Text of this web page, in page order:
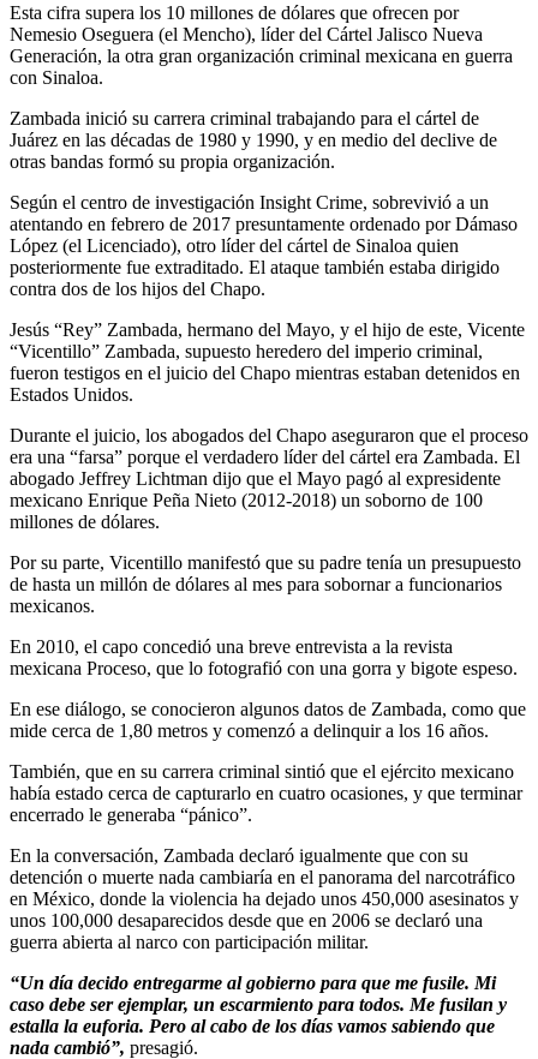
Esta cifra supera los 10 millones de dólares que ofrecen por
Nemesio Oseguera (el Mencho), líder del Cártel Jalisco Nueva
Generación, la otra gran organización criminal mexicana en guerra
con Sinaloa.
Zambada inició su carrera criminal trabajando para el cártel de
Juárez en las décadas de 1980 y 1990, y en medio del declive de
otras bandas formó su propia organización.
Según el centro de investigación Insight Crime, sobrevivió a un
atentando en febrero de 2017 presuntamente ordenado por Dámaso
López (el Licenciado), otro líder del cártel de Sinaloa quien
posteriormente fue extraditado. El ataque también estaba dirigido
contra dos de los hijos del Chapo.
Jesús “Rey” Zambada, hermano del Mayo, y el hijo de este, Vicente
“Vicentillo” Zambada, supuesto heredero del imperio criminal,
fueron testigos en el juicio del Chapo mientras estaban detenidos en
Estados Unidos.
Durante el juicio, los abogados del Chapo aseguraron que el proceso
era una “farsa” porque el verdadero líder del cártel era Zambada. El
abogado Jeffrey Lichtman dijo que el Mayo pagó al expresidente
mexicano Enrique Peña Nieto (2012-2018) un soborno de 100
millones de dólares.
Por su parte, Vicentillo manifestó que su padre tenía un presupuesto
de hasta un millón de dólares al mes para sobornar a funcionarios
mexicanos.
En 2010, el capo concedió una breve entrevista a la revista
mexicana Proceso, que lo fotografió con una gorra y bigote espeso.
En ese diálogo, se conocieron algunos datos de Zambada, como que
mide cerca de 1,80 metros y comenzó a delinquir a los 16 años.
También, que en su carrera criminal sintió que el ejército mexicano
había estado cerca de capturarlo en cuatro ocasiones, y que terminar
encerrado le generaba “pánico”.
En la conversación, Zambada declaró igualmente que con su
detención o muerte nada cambiaría en el panorama del narcotráfico
en México, donde la violencia ha dejado unos 450,000 asesinatos y
unos 100,000 desaparecidos desde que en 2006 se declaró una
guerra abierta al narco con participación militar.
“Un día decido entregarme al gobierno para que me fusile. Mi
caso debe ser ejemplar, un escarmiento para todos. Me fusilan y
estalla la euforia. Pero al cabo de los días vamos sabiendo que
nada cambió”, presagió.